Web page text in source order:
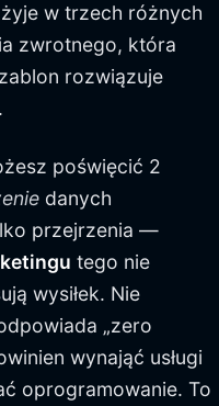
w trzech różnych
zwrotnego, która
rozwiązuje
poświęcić 2
danych
przejrzenia —
tego nie
wysiłek. Nie
„zero
wynająć usługi
oprogramowanie. To